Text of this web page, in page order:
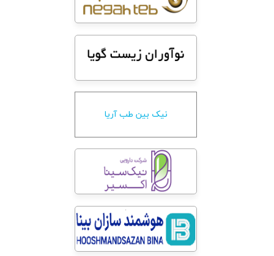
نیک بین طب آریا